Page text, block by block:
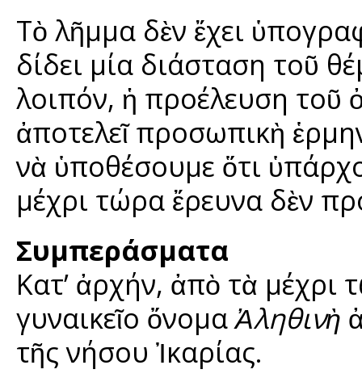
Τὸ λῆμμα δὲν ἔχει
δίδει μία διάσταση τοῦ
λοιπόν, ἡ προέλευση τοῦ
ἀποτελεῖ προσωπικὴ
νὰ ὑποθέσουμε ὅτι
μέχρι τώρα ἔρευνα δὲν
Συμπεράσματα
Κατ’ ἀρχήν, ἀπὸ τὰ μέχρι
γυναικεῖο ὄνομαἈληθινὴ
τῆς νήσου Ἰκαρίας.